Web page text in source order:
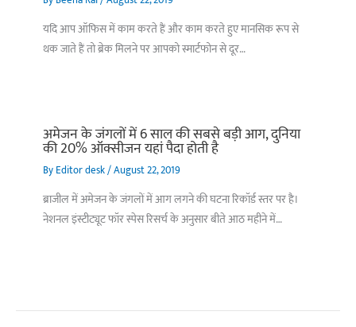
यदि आप ऑफिस में काम करते हैं और काम करते हुए मानसिक रूप से
थक जाते हैं तो ब्रेक मिलने पर आपको स्मार्टफोन से दूर…
अमेजन के जंगलों में 6 साल की सबसे बड़ी आग, दुनिया
की 20% ऑक्सीजन यहां पैदा होती है
ByEditor desk/August 22, 2019
ब्राजील में अमेजन के जंगलों में आग लगने की घटना रिकॉर्ड स्तर पर है।
नेशनल इंस्टीट्यूट फॉर स्पेस रिसर्च के अनुसार बीते आठ महीने में…